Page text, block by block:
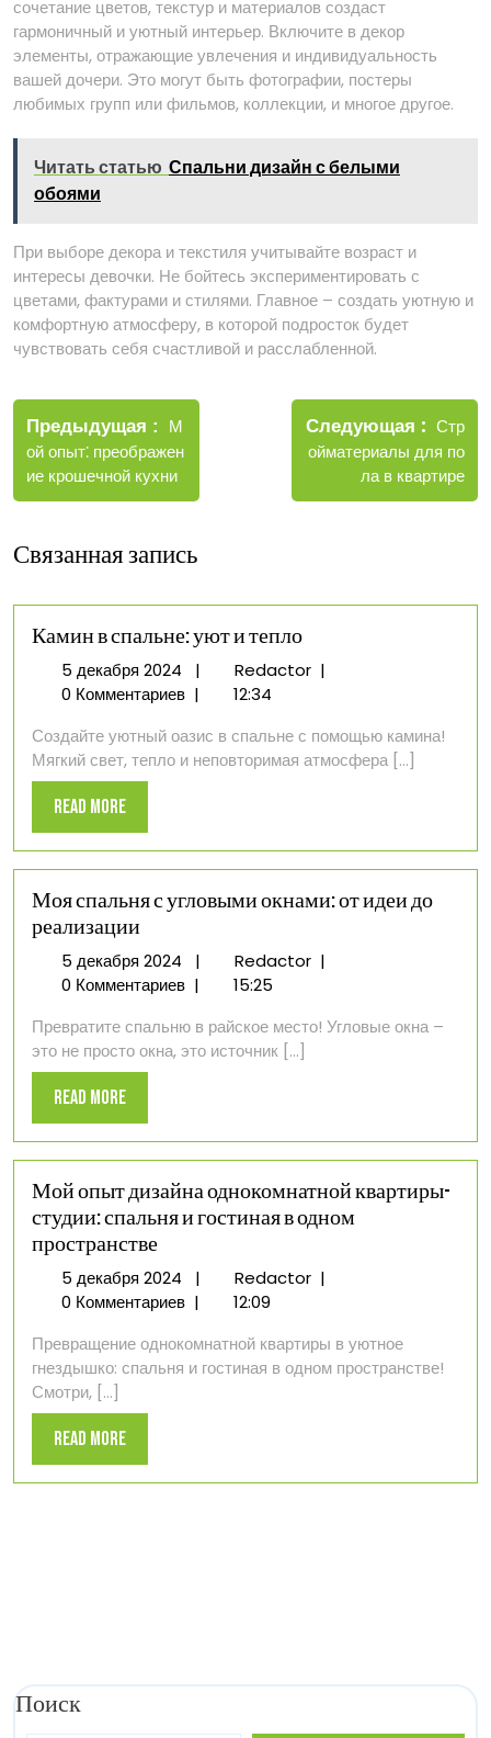
сочетание цветов, текстур и материалов создаст
гармоничный и уютный интерьер. Включите в декор
элементы, отражающие увлечения и индивидуальность
вашей дочери. Это могут быть фотографии, постеры
любимых групп или фильмов, коллекции, и многое другое.
Читать статью Спальни дизайн с белыми
обоями
При выборе декора и текстиля учитывайте возраст и
интересы девочки. Не бойтесь экспериментировать с
цветами, фактурами и стилями. Главное – создать уютную и
комфортную атмосферу, в которой подросток будет
чувствовать себя счастливой и расслабленной.
Навигация
по
записям
Предыдущая
Старые
записи
М
ой опыт⁚ преображен
ие крошечной кухни
Следующая
Новые
записи
Стр
ойматериалы для по
ла в квартире
Связанная запись
Камин в спальне: уют и тепло
5 декабря 20245
декабря
| RedactorКамин
уют
и
|
0 Комментариев |
12:34
Создайте уютный оазис в спальне с помощью камина!
Мягкий свет, тепло и неповторимая атмосфера [...]
Read MoreRead
More
Моя спальня с угловыми окнами: от идеи до
реализации
5 декабря 20245
декабря
| RedactorМоя
угловыми
|
0 Комментариев |
15:25
Превратите спальню в райское место! Угловые окна –
это не просто окна, это источник [...]
Read MoreRead
More
Мой опыт дизайна однокомнатной квартиры-
студии: спальня и гостиная в одном
пространстве
5 декабря 20245
декабря
| RedactorМой
однокомнатной
квартиры-
|
0 Комментариев |
12:09
Превращение однокомнатной квартиры в уютное
гнездышко: спальня и гостиная в одном пространстве!
Смотри, [...]
Read MoreRead
More
Поиск